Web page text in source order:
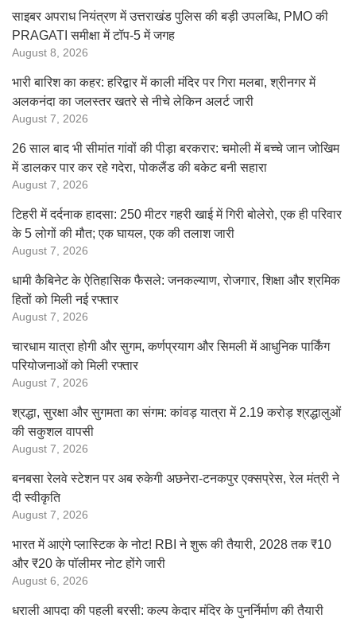
साइबर अपराध नियंत्रण में उत्तराखंड पुलिस की बड़ी उपलब्धि, PMO की
PRAGATI समीक्षा में टॉप-5 में जगह
August 8, 2026
भारी बारिश का कहर: हरिद्वार में काली मंदिर पर गिरा मलबा, श्रीनगर में
अलकनंदा का जलस्तर खतरे से नीचे लेकिन अलर्ट जारी
August 7, 2026
26 साल बाद भी सीमांत गांवों की पीड़ा बरकरार: चमोली में बच्चे जान जोखिम
में डालकर पार कर रहे गदेरा, पोकलैंड की बकेट बनी सहारा
August 7, 2026
टिहरी में दर्दनाक हादसा: 250 मीटर गहरी खाई में गिरी बोलेरो, एक ही परिवार
के 5 लोगों की मौत; एक घायल, एक की तलाश जारी
August 7, 2026
धामी कैबिनेट के ऐतिहासिक फैसले: जनकल्याण, रोजगार, शिक्षा और श्रमिक
हितों को मिली नई रफ्तार
August 7, 2026
चारधाम यात्रा होगी और सुगम, कर्णप्रयाग और सिमली में आधुनिक पार्किंग
परियोजनाओं को मिली रफ्तार
August 7, 2026
श्रद्धा, सुरक्षा और सुगमता का संगम: कांवड़ यात्रा में 2.19 करोड़ श्रद्धालुओं
की सकुशल वापसी
August 7, 2026
बनबसा रेलवे स्टेशन पर अब रुकेगी अछनेरा-टनकपुर एक्सप्रेस, रेल मंत्री ने
दी स्वीकृति
August 7, 2026
भारत में आएंगे प्लास्टिक के नोट! RBI ने शुरू की तैयारी, 2028 तक ₹10
और ₹20 के पॉलीमर नोट होंगे जारी
August 6, 2026
धराली आपदा की पहली बरसी: कल्प केदार मंदिर के पुनर्निर्माण की तैयारी